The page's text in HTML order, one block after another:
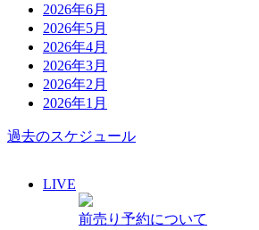
2026年6月
2026年5月
2026年4月
2026年3月
2026年2月
2026年1月
過去のスケジュール
LIVE
前売り予約について